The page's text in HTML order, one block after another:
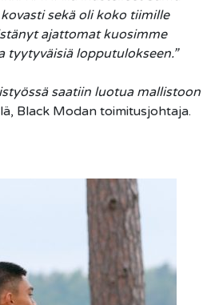
sekä oli koko tiimille
ajattomat kuosimme
lopputulokseen.”
saatiin luotua mallistoon
Black Modan toimitusjohtaja.